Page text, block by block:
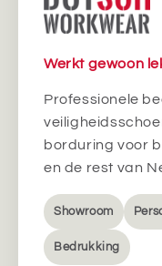
Werkt gewoon
Professionele
borduring voor
en de rest van
Showroom
Bedrukking